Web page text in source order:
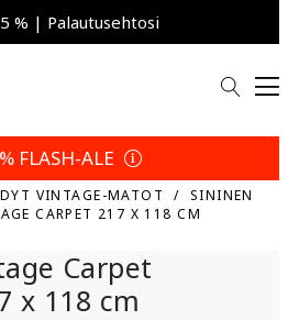
% | Palautusehtosi
FLASH-ALE
VINTAGE-MATOT
SININEN
CARPET 217 X 118 CM
Carpet
x 118 cm